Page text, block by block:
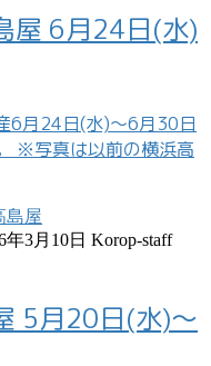
屋 6月24日(水)
6月24日(水)～6月30日
※写真は以前の横浜高
年3月10日 Korop-staff
5月20日(水)～